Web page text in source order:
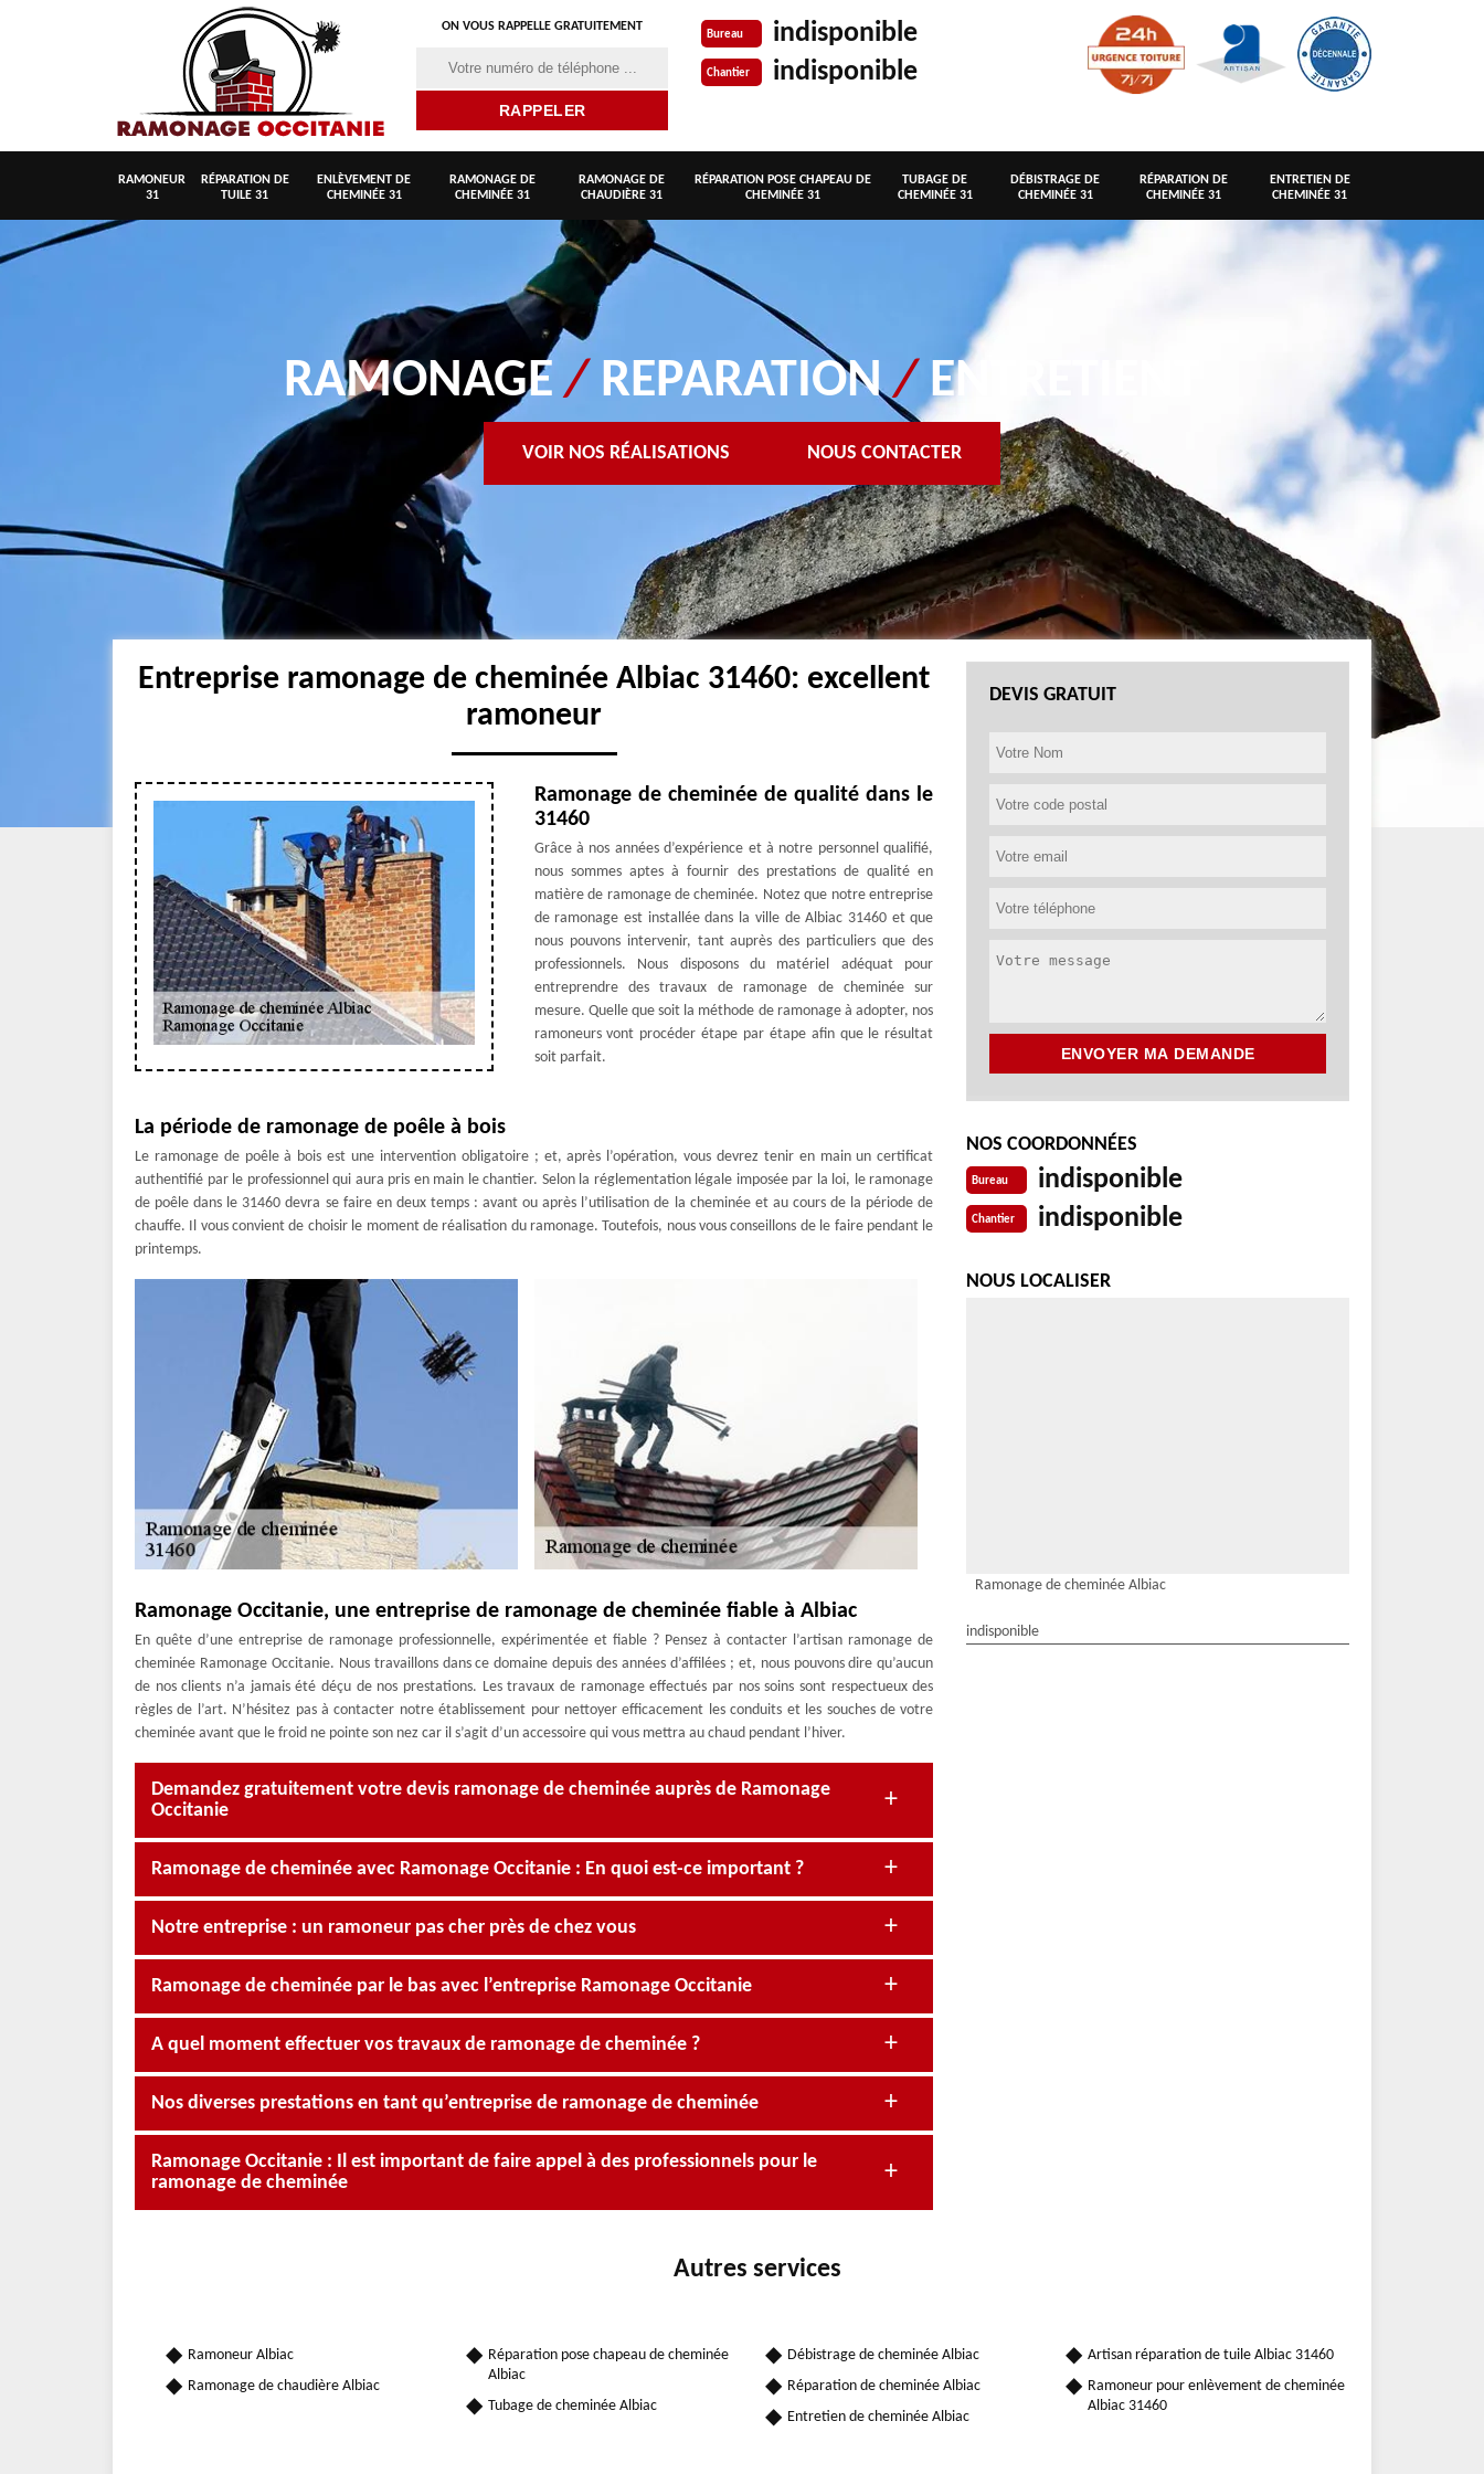
ON VOUS RAPPELLE GRATUITEMENT
Bureau indisponible
Chantier indisponible
RAMONEUR
31
RÉPARATION DE
TUILE 31
ENLÈVEMENT DE
CHEMINÉE 31
RAMONAGE DE
CHEMINÉE 31
RAMONAGE DE
CHAUDIÈRE 31
RÉPARATION POSE CHAPEAU DE
CHEMINÉE 31
TUBAGE DE
CHEMINÉE 31
DÉBISTRAGE DE
CHEMINÉE 31
RÉPARATION DE
CHEMINÉE 31
ENTRETIEN DE
CHEMINÉE 31
RAMONAGE/ REPARATION/ ENTRETIENT
VOIR NOS RÉALISATIONS NOUS CONTACTER
Entreprise ramonage de cheminée Albiac 31460: excellent
ramoneur
Ramonage de cheminée de qualité dans le
31460
Grâce à nos années d’expérience et à notre personnel qualifié,
nous sommes aptes à fournir des prestations de qualité en
matière de ramonage de cheminée. Notez que notre entreprise
de ramonage est installée dans la ville de Albiac 31460 et que
nous pouvons intervenir, tant auprès des particuliers que des
professionnels. Nous disposons du matériel adéquat pour
entreprendre des travaux de ramonage de cheminée sur
mesure. Quelle que soit la méthode de ramonage à adopter, nos
ramoneurs vont procéder étape par étape afin que le résultat
soit parfait.
La période de ramonage de poêle à bois
Le ramonage de poêle à bois est une intervention obligatoire ; et, après l’opération, vous devrez tenir en main un certificat
authentifié par le professionnel qui aura pris en main le chantier. Selon la réglementation légale imposée par la loi, le ramonage
de poêle dans le 31460 devra se faire en deux temps : avant ou après l’utilisation de la cheminée et au cours de la période de
chauffe. Il vous convient de choisir le moment de réalisation du ramonage. Toutefois, nous vous conseillons de le faire pendant le
printemps.
Ramonage Occitanie, une entreprise de ramonage de cheminée fiable à Albiac
En quête d’une entreprise de ramonage professionnelle, expérimentée et fiable ? Pensez à contacter l’artisan ramonage de
cheminée Ramonage Occitanie. Nous travaillons dans ce domaine depuis des années d’affilées ; et, nous pouvons dire qu’aucun
de nos clients n’a jamais été déçu de nos prestations. Les travaux de ramonage effectués par nos soins sont respectueux des
règles de l’art. N’hésitez pas à contacter notre établissement pour nettoyer efficacement les conduits et les souches de votre
cheminée avant que le froid ne pointe son nez car il s’agit d’un accessoire qui vous mettra au chaud pendant l’hiver.
Demandez gratuitement votre devis ramonage de cheminée auprès de Ramonage
Occitanie
Ramonage de cheminée avec Ramonage Occitanie : En quoi est-ce important ?
Notre entreprise : un ramoneur pas cher près de chez vous
Ramonage de cheminée par le bas avec l’entreprise Ramonage Occitanie
A quel moment effectuer vos travaux de ramonage de cheminée ?
Nos diverses prestations en tant qu’entreprise de ramonage de cheminée
Ramonage Occitanie : Il est important de faire appel à des professionnels pour le
ramonage de cheminée
DEVIS GRATUIT
NOS COORDONNÉES
Bureau indisponible
Chantier indisponible
NOUS LOCALISER
Ramonage de cheminée Albiac
indisponible
Autres services
Ramoneur Albiac
Ramonage de chaudière Albiac
Réparation pose chapeau de cheminée
Albiac
Tubage de cheminée Albiac
Débistrage de cheminée Albiac
Réparation de cheminée Albiac
Entretien de cheminée Albiac
Artisan réparation de tuile Albiac 31460
Ramoneur pour enlèvement de cheminée
Albiac 31460